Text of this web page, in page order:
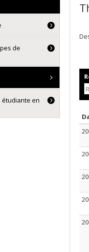
de
étudiante en